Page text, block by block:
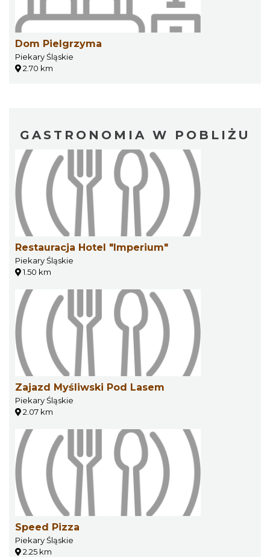
Dom Pielgrzyma
Piekary Śląskie
2.70 km
GASTRONOMIA W POBLIŻU
Restauracja Hotel "Imperium"
Piekary Śląskie
1.50 km
Zajazd Myśliwski Pod Lasem
Piekary Śląskie
2.07 km
Speed Pizza
Piekary Śląskie
2.25 km